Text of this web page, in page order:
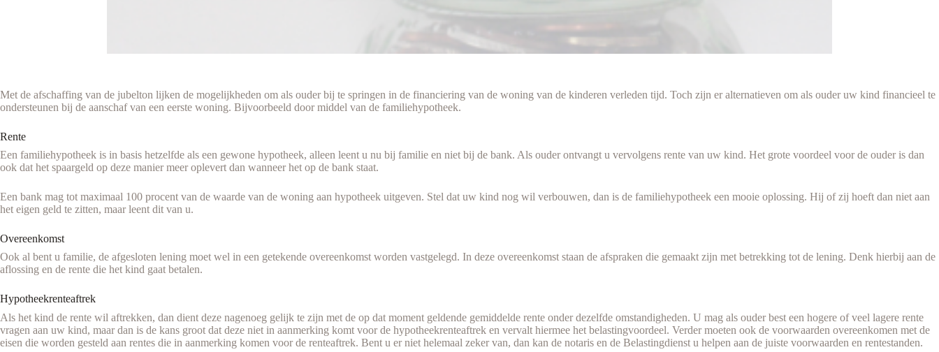
Met de afschaffing van de jubelton lijken de mogelijkheden om als ouder bij te springen in de financiering van de woning van de kinderen verleden tijd. Toch zijn er alternatieven om als ouder uw kind financieel te
ondersteunen bij de aanschaf van een eerste woning. Bijvoorbeeld door middel van de familiehypotheek.
Rente
Een familiehypotheek is in basis hetzelfde als een gewone hypotheek, alleen leent u nu bij familie en niet bij de bank. Als ouder ontvangt u vervolgens rente van uw kind. Het grote voordeel voor de ouder is dan
ook dat het spaargeld op deze manier meer oplevert dan wanneer het op de bank staat.
Een bank mag tot maximaal 100 procent van de waarde van de woning aan hypotheek uitgeven. Stel dat uw kind nog wil verbouwen, dan is de familiehypotheek een mooie oplossing. Hij of zij hoeft dan niet aan
het eigen geld te zitten, maar leent dit van u.
Overeenkomst
Ook al bent u familie, de afgesloten lening moet wel in een getekende overeenkomst worden vastgelegd. In deze overeenkomst staan de afspraken die gemaakt zijn met betrekking tot de lening. Denk hierbij aan de
aflossing en de rente die het kind gaat betalen.
Hypotheekrenteaftrek
Als het kind de rente wil aftrekken, dan dient deze nagenoeg gelijk te zijn met de op dat moment geldende gemiddelde rente onder dezelfde omstandigheden. U mag als ouder best een hogere of veel lagere rente
vragen aan uw kind, maar dan is de kans groot dat deze niet in aanmerking komt voor de hypotheekrenteaftrek en vervalt hiermee het belastingvoordeel. Verder moeten ook de voorwaarden overeenkomen met de
eisen die worden gesteld aan rentes die in aanmerking komen voor de renteaftrek. Bent u er niet helemaal zeker van, dan kan de notaris en de Belastingdienst u helpen aan de juiste voorwaarden en rentestanden.